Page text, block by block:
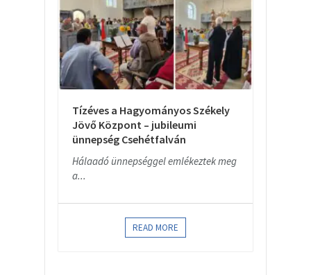
Tízéves a Hagyományos Székely
Jövő Központ – jubileumi
ünnepség Csehétfalván
Hálaadó ünnepséggel emlékeztek meg
a...
READ MORE